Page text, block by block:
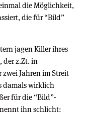
die Möglichkeit,
die für “Bild”
jagen Killer ihres
der z.Zt. in
Jahren im Streit
damals wirklich
für die “Bild”-
ihn schlicht: